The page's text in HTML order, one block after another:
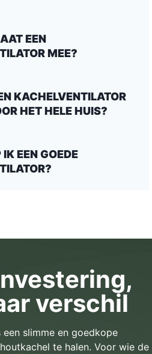
EEN
MEE?
KACHELVENTILATOR
HET HELE HUIS?
EEN GOEDE
verschil
slimme en goedkope
te halen. Voor wie de